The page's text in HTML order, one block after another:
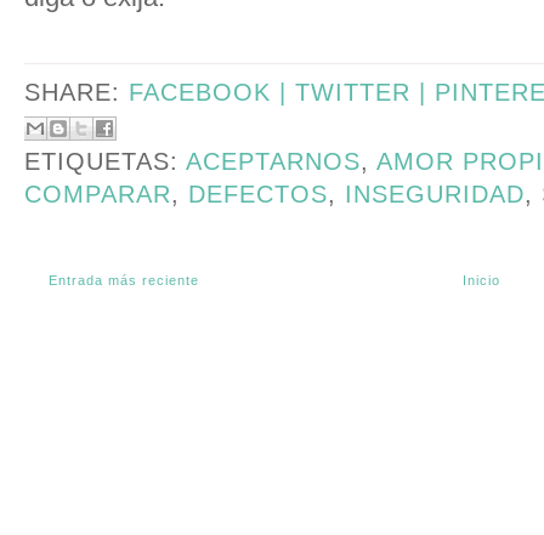
SHARE: FACEBOOK | TWITTER |
ETIQUETAS: ACEPTARNOS, AMOR
COMPARAR, DEFECTOS, INSEGURIDAD,
Entrada más reciente Inicio